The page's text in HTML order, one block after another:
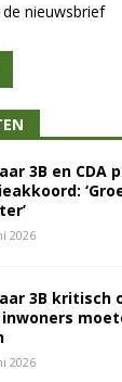
nieuwsbrief
3B en CDA
2026
3B kritisch
2026